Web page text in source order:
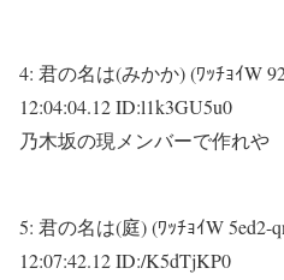
4: 君の名は(みかか) (ﾜｯﾁｮｲW
12:04:04.12 ID:l1k3GU5u0
乃木坂の現メンバーで作れや
5: 君の名は(庭) (ﾜｯﾁｮｲW 5ed2-
12:07:42.12 ID:/K5dTjKP0